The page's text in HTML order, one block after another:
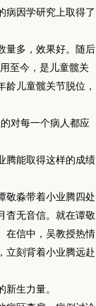
病因学研究上取得了
多，效果好。随后
至今，是儿童髋关
儿童髋关节脱位，
对每一个病人都应
能取得这样的成绩
淼带着小业腾四处
杳无音信。就在谭敬
在信中，吴教授热情
立刻背着小业腾远赴
生力量。